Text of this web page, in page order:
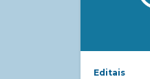
Editais